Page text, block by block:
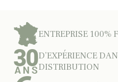
ENTREPRISE 100%
D’EXPÉRIENCE
DISTRIBUTION